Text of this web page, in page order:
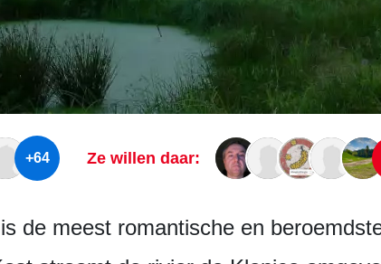
+64 Ze willen daar:
de meest romantische en